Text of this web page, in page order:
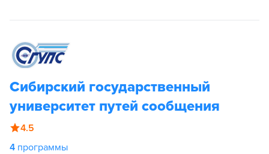
Сибирский государственный
университет путей сообщения
4.5
4 программы